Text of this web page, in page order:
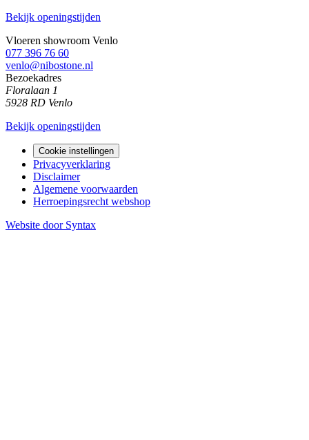
Bekijk openingstijden
Vloeren showroom Venlo
077 396 76 60
venlo@nibostone.nl
Bezoekadres
Floralaan 1
5928 RD Venlo
Bekijk openingstijden
Cookie instellingen
Privacyverklaring
Disclaimer
Algemene voorwaarden
Herroepingsrecht webshop
Website door Syntax